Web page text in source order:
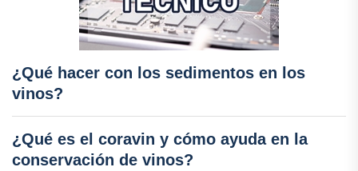
¿Qué hacer con los sedimentos en los
vinos?
¿Qué es el coravin y cómo ayuda en la
conservación de vinos?